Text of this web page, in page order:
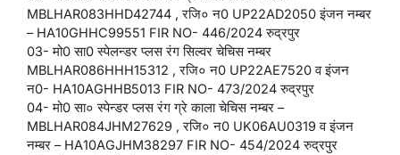
MBLHAR083HHD42744 , रजि० न0 UP22AD2050 इंजन नम्बर
– HA10GHHC99551 FIR NO- 446/2024 रुद्रपुर
03- मो0 सा0 स्पेलन्डर प्लस रंग सिल्वर चेचिस नम्बर
MBLHAR086HHH15312 , रजि० न0 UP22AE7520 व इंजन
न0- HA10AGHHB5013 FIR NO- 473/2024 रुद्रपुर
04- मो0 सा० स्पेन्डर प्लस रंग ग्रे काला चेचिस नम्बर –
MBLHAR084JHM27629 , रजि० न0 UK06AU0319 व इंजन
नम्बर – HA10AGJHM38297 FIR NO- 454/2024 रुद्रपुर